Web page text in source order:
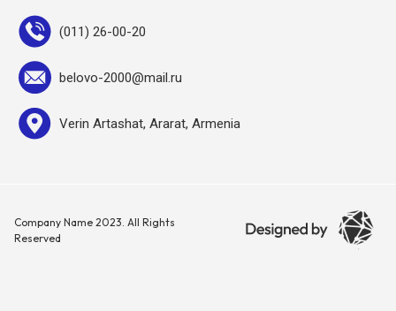
(011) 26-00-20
belovo-2000@mail.ru
Verin Artashat, Ararat, Armenia
Company Name 2023. All Rights
Reserved